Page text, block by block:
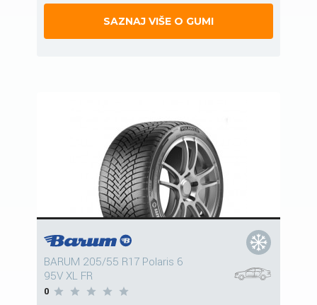
SAZNAJ VIŠE O GUMI
BARUM 205/55 R17 Polaris 6
95V XL FR
0